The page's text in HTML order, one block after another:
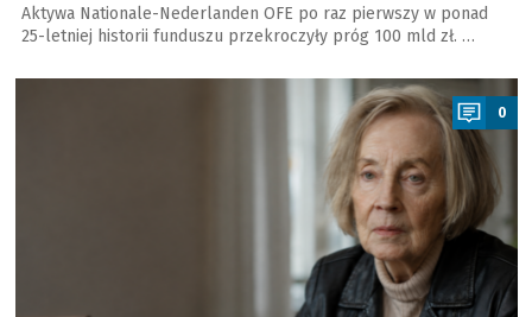
Aktywa Nationale-Nederlanden OFE po raz pierwszy w ponad
25-letniej historii funduszu przekroczyły próg 100 mld zł. …
a
0